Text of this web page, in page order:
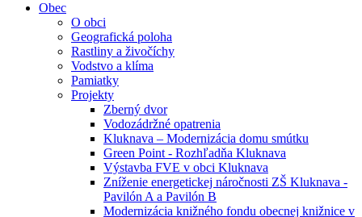
Obec
O obci
Geografická poloha
Rastliny a živočíchy
Vodstvo a klíma
Pamiatky
Projekty
Zberný dvor
Vodozádržné opatrenia
Kluknava – Modernizácia domu smútku
Green Point - Rozhľadňa Kluknava
Výstavba FVE v obci Kluknava
Zníženie energetickej náročnosti ZŠ Kluknava -
Pavilón A a Pavilón B
Modernizácia knižného fondu obecnej knižnice v